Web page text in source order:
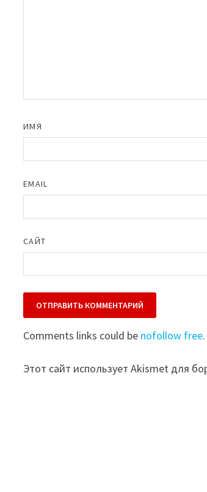
ИМЯ
EMAIL
САЙТ
Comments links could be nofollow free.
Этот сайт использует Akismet для